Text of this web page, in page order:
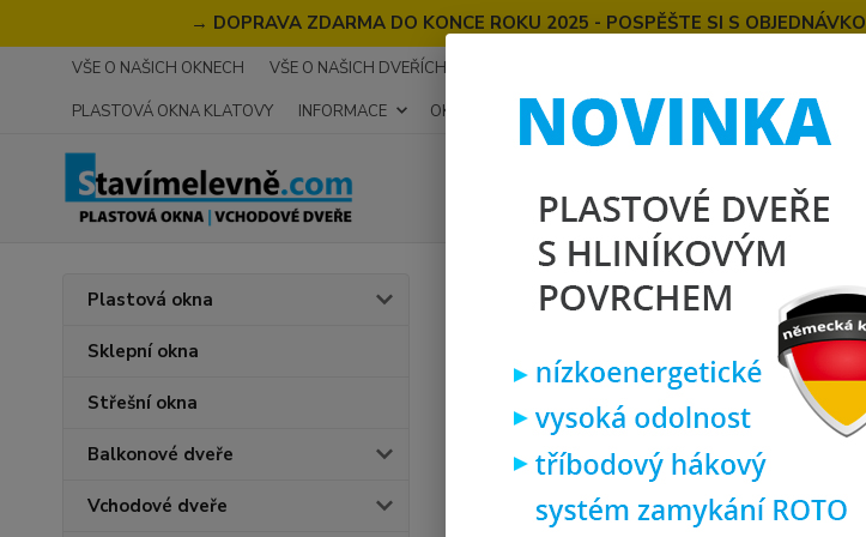
→ DOPRAVA ZDARMA DO KONCE ROKU 2025 - POSPĚŠTE SI S
VŠE O NAŠICH OKNECH VŠE O NAŠICH DVEŘÍCH
PLASTOVÁ OKNA KLATOVY
INFORMACE OKNA NA MÍRU KONTAKT O NÁS
Plastová okna
Sklepní okna
Střešní okna
Balkonové dveře
Vchodové dveře
Nejlevnější plastová okna
jednokřídlá
Kč Od